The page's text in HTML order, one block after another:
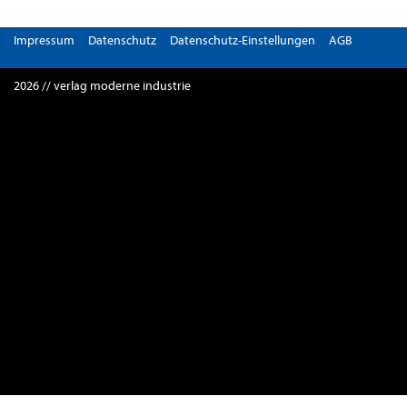
Impressum Datenschutz Datenschutz-Einstellungen AGB
2026 // verlag moderne industrie